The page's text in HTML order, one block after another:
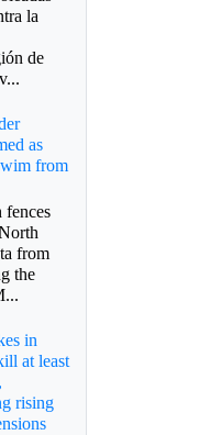
la
de
as
from
fences
from
the
in
at least
rising